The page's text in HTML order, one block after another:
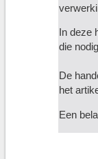
In deze
die
De
het
Een